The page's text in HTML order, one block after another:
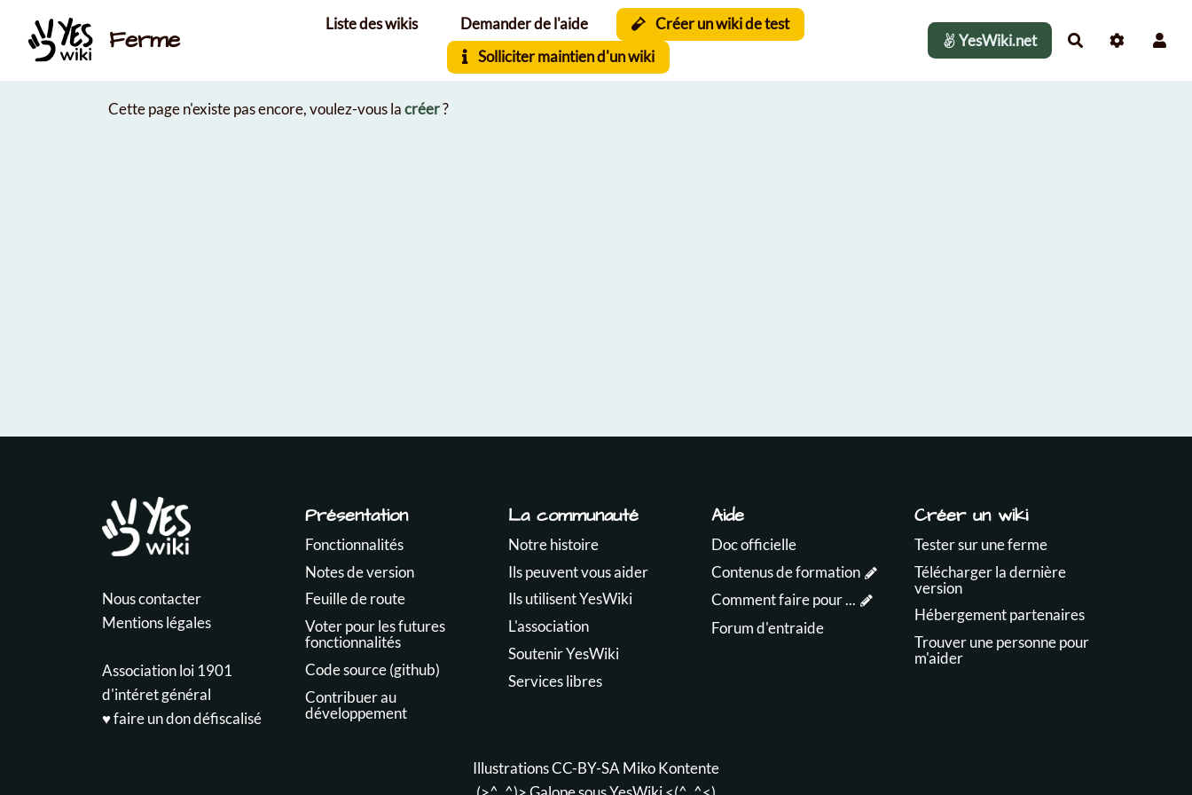
Aller au contenu principal
Ferme
Liste des wikis Demander de l'aide
Créer un wiki de test
Solliciter maintien d'un wiki
YesWiki.net Rechercher
Cette page n'existe pas encore, voulez-vous lacréer?
Nous contacter
Mentions légales
Association loi 1901
d'intéret général
♥️ faire un don défiscalisé
Présentation
Fonctionnalités
Notes de version
Feuille de route
Voter pour les futures
fonctionnalités
Code source (github)
Contribuer au
développement
La communauté
Notre histoire
Ils peuvent vous aider
Ils utilisent YesWiki
L'association
Soutenir YesWiki
Services libres
Aide
Doc officielle
Contenus de formation
Comment faire pour ...
Forum d'entraide
Créer un wiki
Tester sur une ferme
Télécharger la dernière
version
Hébergement partenaires
Trouver une personne pour
m'aider
Illustrations CC-BY-SAMiko Kontente